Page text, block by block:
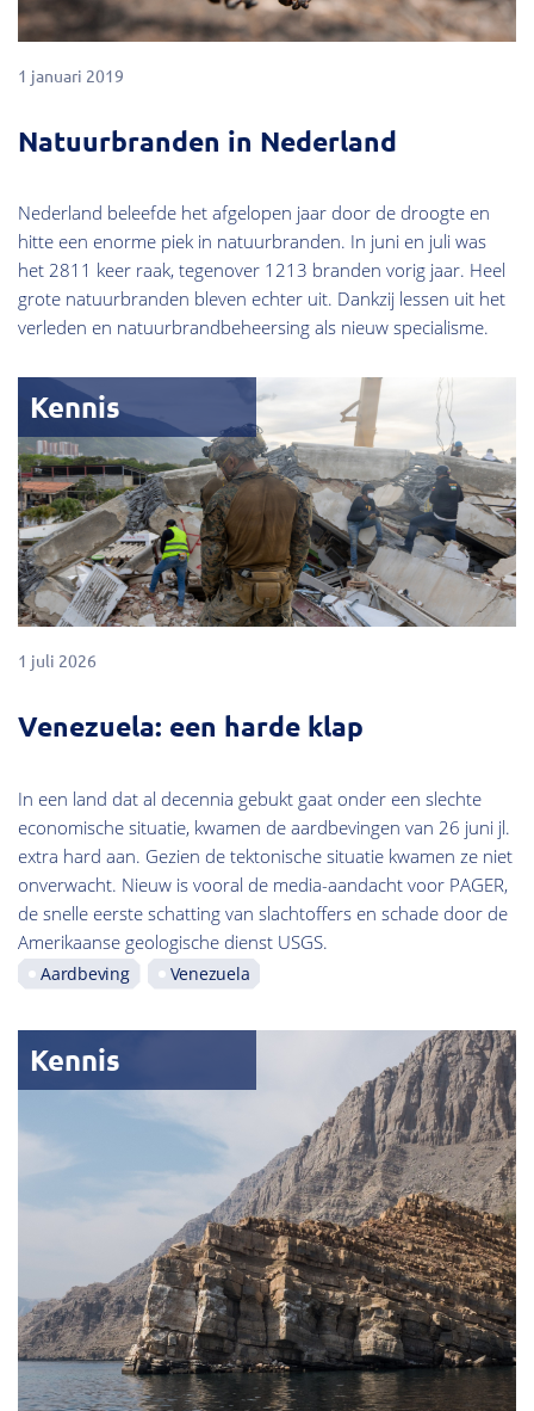
1 januari 2019
Natuurbranden in Nederland
Nederland beleefde het afgelopen jaar door de droogte en
hitte een enorme piek in natuurbranden. In juni en juli was
het 2811 keer raak, tegenover 1213 branden vorig jaar. Heel
grote natuurbranden bleven echter uit. Dankzij lessen uit het
verleden en natuurbrandbeheersing als nieuw specialisme.
Kennis
1 juli 2026
Venezuela: een harde klap
In een land dat al decennia gebukt gaat onder een slechte
economische situatie, kwamen de aardbevingen van 26 juni jl.
extra hard aan. Gezien de tektonische situatie kwamen ze niet
onverwacht. Nieuw is vooral de media-aandacht voor PAGER,
de snelle eerste schatting van slachtoffers en schade door de
Amerikaanse geologische dienst USGS.
Aardbeving Venezuela
Kennis